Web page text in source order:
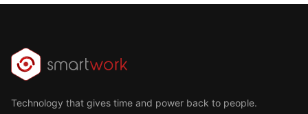
Technology that gives time and power back to people.